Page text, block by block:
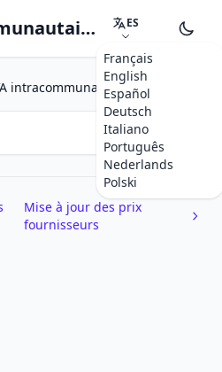
TVA intracommunautaire ES
Français
English
Español
Deutsch
Italiano
Português
Nederlands
Polski
intracommunautaire
Mise à jour des prix
fournisseurs